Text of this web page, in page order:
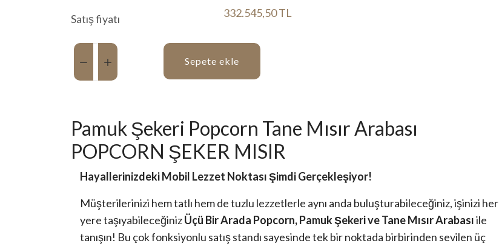
Satış fiyatı 332.545,50 TL
Miktar:
Sepete ekle
Pamuk Şekeri Popcorn Tane Mısır Arabası
POPCORN ŞEKER MISIR
Hayallerinizdeki Mobil Lezzet Noktası Şimdi Gerçekleşiyor!
Müşterilerinizi hem tatlı hem de tuzlu lezzetlerle aynı anda buluşturabileceğiniz, işinizi her
yere taşıyabileceğinizÜçü Bir Arada Popcorn, Pamuk Şekeri ve Tane Mısır Arabasıile
tanışın! Bu çok fonksiyonlu satış standı sayesinde tek bir noktada birbirinden sevilen üç